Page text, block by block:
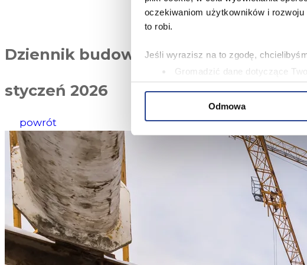
oczekiwaniom użytkowników i
to robi.
Jeśli wyrazisz na to zgodę,
Gromadzić dane dotyczące
Identyfikować Twoje
Niniejsza strona korzysta z plików
oferować funkcje społecznościowe i
Informacje o tym, jak korzystasz z
analitycznym. Partnerzy mogą
W serwisie wykorzystywane są pliki
wybranych przez użytkownika
zbierania informacji o tym, w jaki
działania Serwisu do preferencji
Odmowa
Dziennik budowy
styczeń 2026
powrót